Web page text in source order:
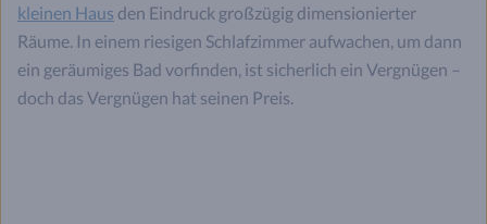
kleinen Haus den Eindruck großzügig dimensionierter
Räume. In einem riesigen Schlafzimmer aufwachen, um dann
ein geräumiges Bad vorfinden, ist sicherlich ein Vergnügen –
doch das Vergnügen hat seinen Preis.